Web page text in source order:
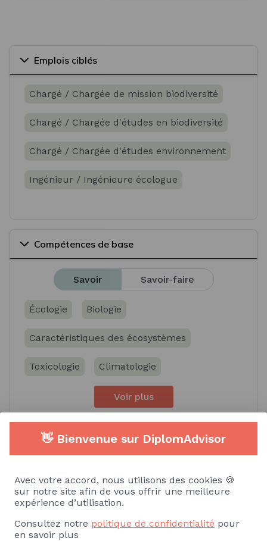
Emplois ciblés
Chargé / Chargée de mission biodiversité
Chargé / Chargée d'études en biodiversité
Chargé / Chargée d'études environnement
Ingénieur / Ingénieure écologue
Compétences de base
Savoir Savoir-faire
Écologie Biologie
Caractéristiques des écosystèmes
Toxicologie Climatologie
Voir plus
Compétences spécifiques
Savoir Savoir-faire
Fonctionnement des écosystèmes
👋 Bienvenue sur DiplomAdvisor
Avec votre accord, nous utilisons des cookies 🍪
sur notre site afin de vous offrir une meilleure
expérience d’utilisation.
Consultez notre politique de confidentialité pour
en savoir plus